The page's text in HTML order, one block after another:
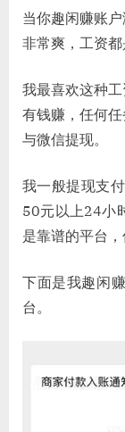
当你趣闲赚账
非常爽，工资都
我最喜欢这种
有钱赚，任何
与微信提现。
我一般提现支
50元以上24小
是靠谱的平台，
下面是我趣闲
台。